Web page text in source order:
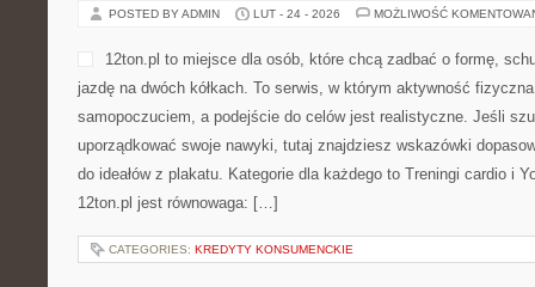
POSTED BY ADMIN LUT - 24 - 2026 MOŻLIWOŚĆ
12ton.pl to miejsce dla osób, które chcą zadbać o formę,
jazdę na dwóch kółkach. To serwis, w którym aktywność
samopoczuciem, a podejście do celów jest realistyczne. Jeśli
uporządkować swoje nawyki, tutaj znajdziesz wskazówki
do ideałów z plakatu. Kategorie dla każdego to Treningi cardio i
12ton.pl jest równowaga: […]
CATEGORIES: KREDYTY KONSUMENCKIE